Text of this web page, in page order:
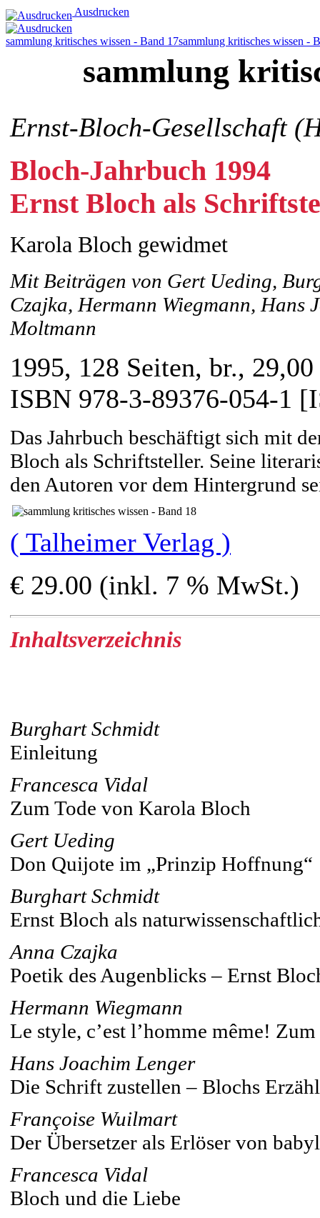
Ausdrucken
sammlung kritisches wissen - Band 17sammlung kritisches wissen -
sammlung
Ernst-Bloch-Gesellschaft
Bloch-Jahrbuch 1994
Ernst Bloch als
Karola Bloch gewidmet
Mit Beiträgen von Gert Ueding,
Czajka, Hermann Wiegmann, Hans
Moltmann
1995, 128 Seiten, br., 29,00
ISBN 978-3-89376-054-1
Das Jahrbuch beschäftigt sich mit
Bloch als Schriftsteller. Seine
den Autoren vor dem Hintergrund
( Talheimer Verlag )
€ 29.00 (inkl. 7 % MwSt.)
Inhaltsverzeichnis
Burghart Schmidt
Einleitung
Francesca Vidal
Zum Tode von Karola Bloch
Gert Ueding
Don Quijote im „Prinzip Hoffnung“
Burghart Schmidt
Ernst Bloch als
Anna Czajka
Poetik des Augenblicks – Ernst
Hermann Wiegmann
Le style, c’est l’homme même!
Hans Joachim Lenger
Die Schrift zustellen – Blochs
Françoise Wuilmart
Der Übersetzer als Erlöser von
Francesca Vidal
Bloch und die Liebe